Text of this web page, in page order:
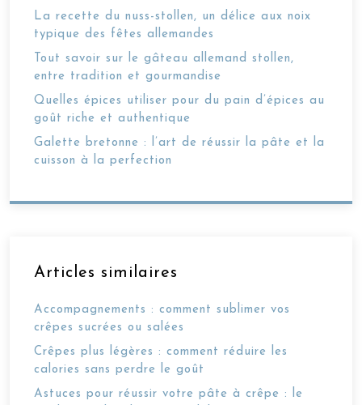
La recette du nuss-stollen, un délice aux noix
typique des fêtes allemandes
Tout savoir sur le gâteau allemand stollen,
entre tradition et gourmandise
Quelles épices utiliser pour du pain d’épices au
goût riche et authentique
Galette bretonne : l’art de réussir la pâte et la
cuisson à la perfection
Articles similaires
Accompagnements : comment sublimer vos
crêpes sucrées ou salées
Crêpes plus légères : comment réduire les
calories sans perdre le goût
Astuces pour réussir votre pâte à crêpe : le